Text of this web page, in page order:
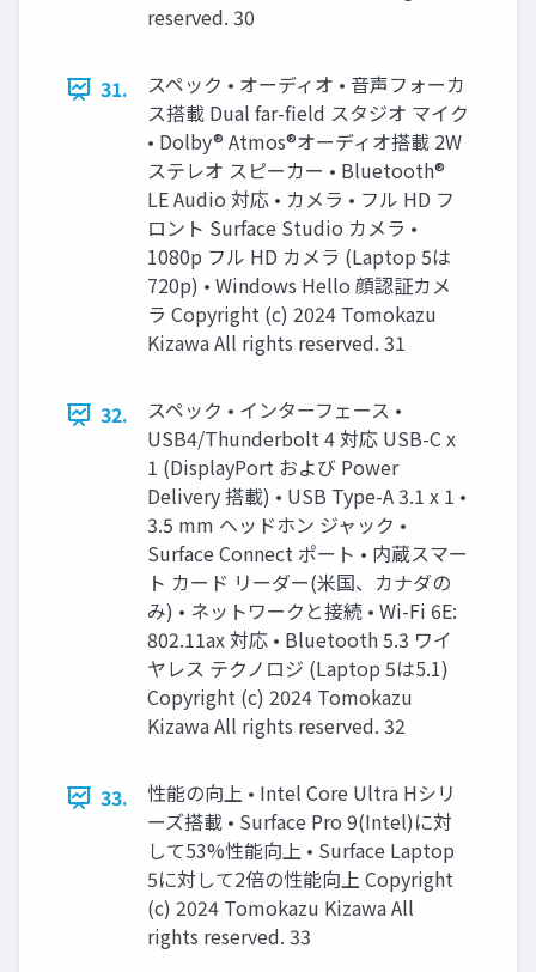
reserved. 30
31.
スペック • オーディオ • 音声フォーカ
ス搭載 Dual far-field スタジオ マイク
• Dolby® Atmos®オーディオ搭載 2W
ステレオ スピーカー • Bluetooth®
LE Audio 対応 • カメラ • フル HD フ
ロント Surface Studio カメラ •
1080p フル HD カメラ (Laptop 5は
720p) • Windows Hello 顔認証カメ
ラ Copyright (c) 2024 Tomokazu
Kizawa All rights reserved. 31
32.
スペック • インターフェース •
USB4/Thunderbolt 4 対応 USB-C x
1 (DisplayPort および Power
Delivery 搭載) • USB Type-A 3.1 x 1 •
3.5 mm ヘッドホン ジャック •
Surface Connect ポート • 内蔵スマー
ト カード リーダー(米国、カナダの
み) • ネットワークと接続 • Wi-Fi 6E:
802.11ax 対応 • Bluetooth 5.3 ワイ
ヤレス テクノロジ (Laptop 5は5.1)
Copyright (c) 2024 Tomokazu
Kizawa All rights reserved. 32
33.
性能の向上 • Intel Core Ultra Hシリ
ーズ搭載 • Surface Pro 9(Intel)に対
して53%性能向上 • Surface Laptop
5に対して2倍の性能向上 Copyright
(c) 2024 Tomokazu Kizawa All
rights reserved. 33